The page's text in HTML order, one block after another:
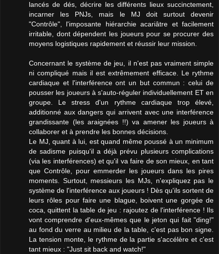
lancés de dés, décrire les différents lieux succinctement,
incarner les PNJs, mais le MJ doit surtout devenir
"Contrôle", l'imposante hiérarchie acariâtre et facilement
irritable, dont dépendent les joueurs pour se procurer des
moyens logistiques rapidement et réussir leur mission.
Concernant le système de jeu, il n'est pas vraiment simple
ni compliqué mais il est extrêmement efficace. Le rythme
cardiaque et l'interférence ont un but commun : celui de
pousser les joueurs à s'auto-réguler individuellement ET en
groupe. Le stress d'un rythme cardiaque trop élevé,
additionné aux dangers qui arrivent avec une interférence
grandissante (les araignées !!) va amener les joueurs à
collaborer et à prendre les bonnes décisions.
Le MJ, quant à lui, est quand même poussé à un minimum
de sadisme puisqu'il a déjà prévu plusieurs complications
(via les interférences) et qu'il va faire de son mieux, en tant
que Contrôle, pour emmerder les joueurs dans les pires
moments. Surtout, messieurs les MJs, n'expliquez pas le
système de l'interférence aux joueurs ! Dès qu'ils sortent de
leurs rôles pour faire une blague, boivent une gorgée de
coca, quittent la table de jeu : rajoutez de l'interférence ! Ils
vont comprendre d'eux-mêmes que le jeton qui fait "ding!"
au fond du verre au milieu de la table, c'est pas bon signe.
La tension monte, le rythme de la partie s'accélère et c'est
tant mieux : "Just sit back and watch!"